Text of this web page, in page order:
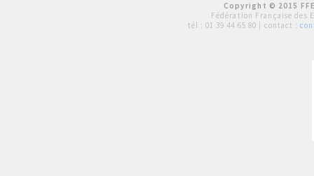
Copyright © 2015
Fédération Française des
tél : 01 39 44 65 80 | contact :